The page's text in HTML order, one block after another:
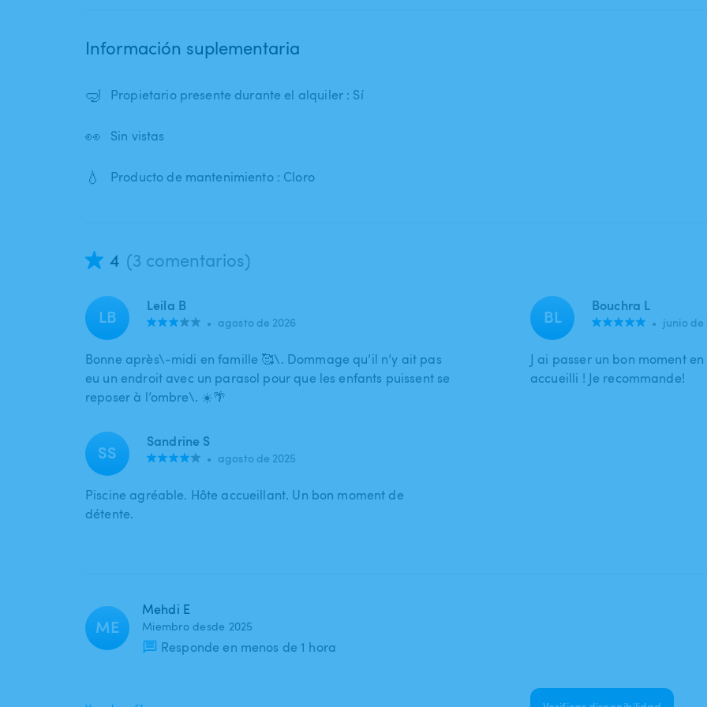
Información suplementaria
🤿 Propietario presente durante el alquiler : Sí
👀 Sin vistas
💧 Producto de mantenimiento : Cloro
4 (3 comentarios)
LB Leila B
• agosto de 2026
Bonne après\-midi en famille 🥰\. Dommage qu’il n’y ait pas
eu un endroit avec un parasol pour que les enfants puissent se
reposer à l’ombre\. ☀️🌴
BL Bouchra L
• junio de
J ai passer un bon moment
accueilli ! Je recommande!
SS Sandrine S
• agosto de 2025
Piscine agréable. Hôte accueillant. Un bon moment de
détente.
ME
Mehdi E
Miembro desde 2025
Responde en menos de 1 hora